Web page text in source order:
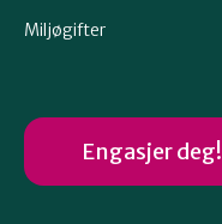
Miljøgifter
Engasjer deg!